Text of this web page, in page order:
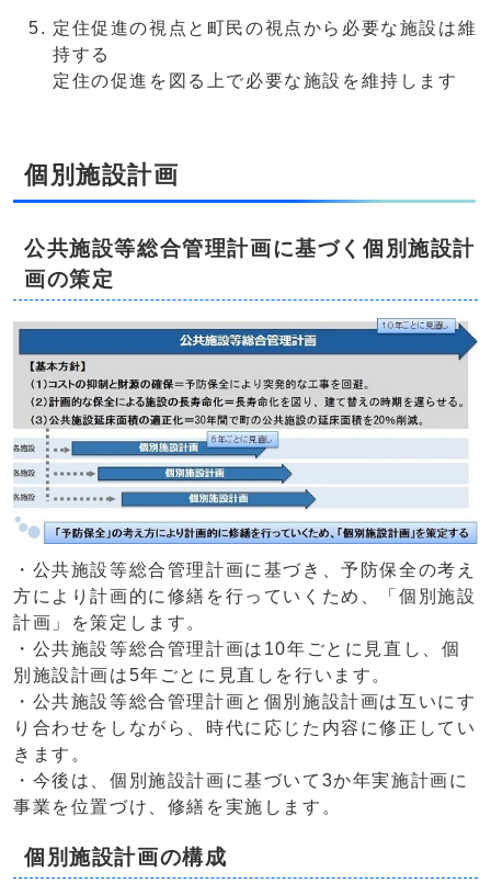
定住促進の視点と町民の視点から必要な施設は維
持する
定住の促進を図る上で必要な施設を維持します
個別施設計画
公共施設等総合管理計画に基づく個別施設計
画の策定
・公共施設等総合管理計画に基づき、予防保全の考え
方により計画的に修繕を行っていくため、「個別施設
計画」を策定します。
・公共施設等総合管理計画は10年ごとに見直し、個
別施設計画は5年ごとに見直しを行います。
・公共施設等総合管理計画と個別施設計画は互いにす
り合わせをしながら、時代に応じた内容に修正してい
きます。
・今後は、個別施設計画に基づいて3か年実施計画に
事業を位置づけ、修繕を実施します。
個別施設計画の構成